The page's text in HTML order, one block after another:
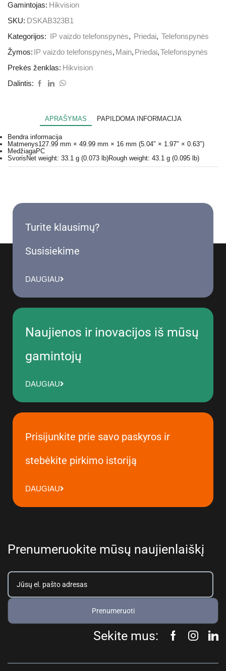
Gamintojas: Hikvision
SKU: DSKAB323B1
Kategorijos:
IP vaizdo telefonspynės, Priedai, Telefonspynės
Žymos: IP vaizdo telefonspynės, Main, Priedai,Telefonspynės
Prekės ženklas: Hikvision
Dalintis:
APRAŠYMAS PAPILDOMA INFORMACIJA
Bendra informacija
Matmenys127.99 mm × 49.99 mm × 16 mm (5.04″ × 1.97″ × 0.63″)
MedžiagaPC
Svoris Net weight: 33.1 g (0.073 lb)Rough weight: 43.1 g (0.095 lb)
Turite klausimų?
Susisiekime
DAUGIAU
Naujienos ir inovacijos iš mūsų
gamintojų
DAUGIAU
Prisijunkite prie savo paskyros ir
stebėkite pirkimo istoriją
DAUGIAU
Prenumeruokite mūsų naujienlaiškį
Prenumeruoti
Sekite mus: